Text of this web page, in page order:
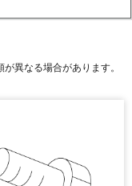
異なる場合があります。